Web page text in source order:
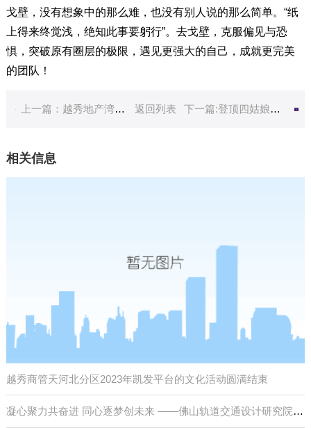
戈壁，没有想象中的那么难，也没有别人说的那么简单。“纸
上得来终觉浅，绝知此事要躬行”。去戈壁，克服偏见与恐
惧，突破原有圈层的极限，遇见更强大的自己，成就更完美
的团队！
上一篇：越秀地产湾中区域2021全员凯发平台的文化徒步拓展训练 返回列表 下一篇:登顶四姑娘山，挑战人生中的第一个5000 雪山
相关信息
越秀商管天河北分区2023年凯发平台的文化活动圆满结束
凝心聚力共奋进 同心逐梦创未来 ——佛山轨道交通设计研究院第一届员工趣味运动会